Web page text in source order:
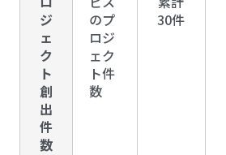
ジ
ェ
ク
ト
創
出
件
数
のプ
ロジ
ェク
ト件
数
30件